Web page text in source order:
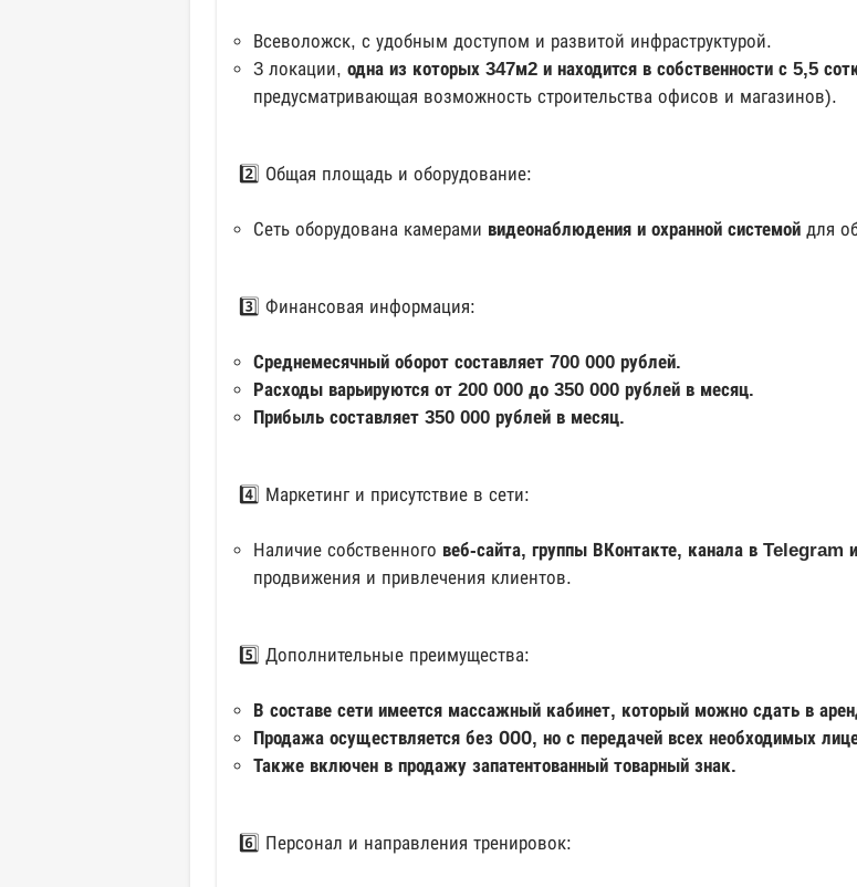
Всеволожск, с удобным доступом и развитой инфраструктурой.
3 локации, одна из которых 347м2 и находится в собственности с 5,5
предусматривающая возможность строительства офисов и магазинов).
2️⃣ Общая площадь и оборудование:
Сеть оборудована камерами видеонаблюдения и охранной системой для
3️⃣ Финансовая информация:
Среднемесячный оборот составляет 700 000 рублей.
Расходы варьируются от 200 000 до 350 000 рублей в месяц.
Прибыль составляет 350 000 рублей в месяц.
4️⃣ Маркетинг и присутствие в сети:
Наличие собственного веб-сайта, группы ВКонтакте, канала в
продвижения и привлечения клиентов.
5️⃣ Дополнительные преимущества:
В составе сети имеется массажный кабинет, который можно сдать в
Продажа осуществляется без ООО, но с передачей всех необходимых
Также включен в продажу запатентованный товарный знак.
6️⃣ Персонал и направления тренировок: